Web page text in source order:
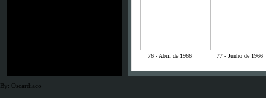
76 - Abril de 1966 77 - Junho de 1966
By: Oscardiaco